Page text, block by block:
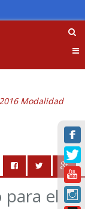
Modalidad
para el I